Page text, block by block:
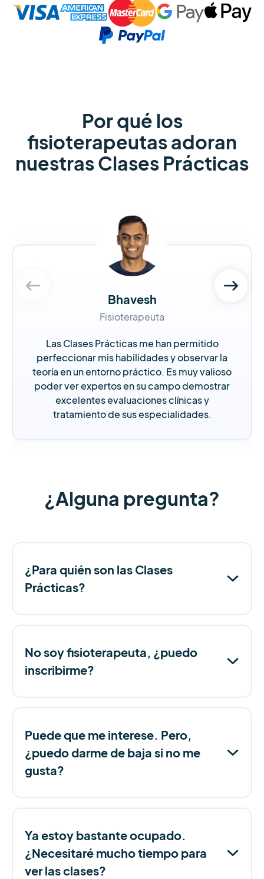
Por qué los
fisioterapeutas adoran
nuestras Clases Prácticas
Bhavesh
Fisioterapeuta
Las Clases Prácticas me han permitido
perfeccionar mis habilidades y observar la
teoría en un entorno práctico. Es muy valioso
poder ver expertos en su campo demostrar
excelentes evaluaciones clínicas y
tratamiento de sus especialidades.
¿Alguna pregunta?
¿Para quién son las Clases
Prácticas?
No soy fisioterapeuta, ¿puedo
inscribirme?
Puede que me interese. Pero,
¿puedo darme de baja si no me
gusta?
Ya estoy bastante ocupado.
¿Necesitaré mucho tiempo para
ver las clases?